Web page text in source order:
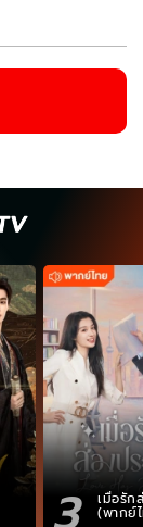
3 เมื่อรัก
(พากย์